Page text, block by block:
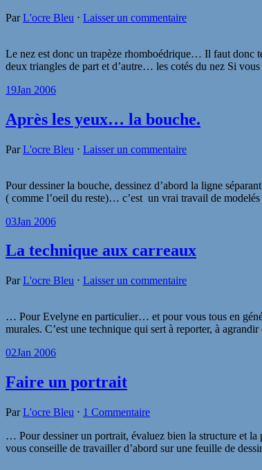
ParL'ocre Bleu ⋅ Laisser un commentaire
Le nez est donc un trapèze rhomboédrique… Il faut donc
deux triangles de part et d’autre… les cotés du nez Si
19Jan 2006
Après les yeux… la bouche.
ParL'ocre Bleu ⋅ Laisser un commentaire
Pour dessiner la bouche, dessinez d’abord la ligne
( comme l’oeil du reste)… c’est un vrai travail de
03Jan 2006
La technique aux carreaux
ParL'ocre Bleu ⋅ Laisser un commentaire
… Pour Evelyne en particulier… et pour vous tous en
murales. C’est une technique qui sert à reporter, à
02Jan 2006
Faire un portrait
ParL'ocre Bleu ⋅ 1 Commentaire
… Pour dessiner un portrait, évaluez bien la structure et
vous conseille de travailler d’abord sur une feuille de